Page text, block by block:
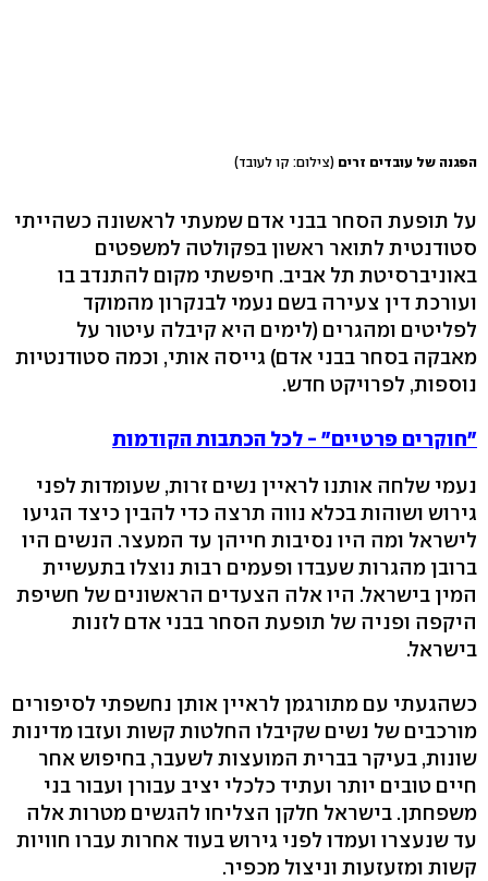
הפגנה של עובדים זרים (צילום: קו לעובד)
על תופעת הסחר בבני אדם שמעתי לראשונה כשהייתי
סטודנטית לתואר ראשון בפקולטה למשפטים
באוניברסיטת תל אביב. חיפשתי מקום להתנדב בו
ועורכת דין צעירה בשם נעמי לבנקרון מהמוקד
לפליטים ומהגרים (לימים היא קיבלה עיטור על
מאבקה בסחר בבני אדם) גייסה אותי, וכמה סטודנטיות
נוספות, לפרויקט חדש.
"חוקרים פרטיים" - לכל הכתבות הקודמות
נעמי שלחה אותנו לראיין נשים זרות, שעומדות לפני
גירוש ושוהות בכלא נווה תרצה כדי להבין כיצד הגיעו
לישראל ומה היו נסיבות חייהן עד המעצר. הנשים היו
ברובן מהגרות שעבדו ופעמים רבות נוצלו בתעשיית
המין בישראל. היו אלה הצעדים הראשונים של חשיפת
היקפה ופניה של תופעת הסחר בבני אדם לזנות
בישראל.
כשהגעתי עם מתורגמן לראיין אותן נחשפתי לסיפורים
מורכבים של נשים שקיבלו החלטות קשות ועזבו מדינות
שונות, בעיקר בברית המועצות לשעבר, בחיפוש אחר
חיים טובים יותר ועתיד כלכלי יציב עבורן ועבור בני
משפחתן. בישראל חלקן הצליחו להגשים מטרות אלה
עד שנעצרו ועמדו לפני גירוש בעוד אחרות עברו חוויות
קשות ומזעזעות וניצול מכפיר.